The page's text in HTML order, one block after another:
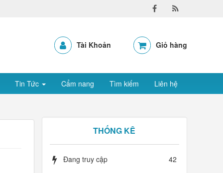
Tài Khoản Giỏ hàng
Tin Tức Cẩm nang Tìm kiếm Liên hệ
THỐNG KÊ
Đang truy cập
42